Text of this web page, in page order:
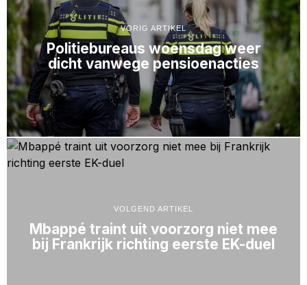
VORIG ARTIKEL
Politiebureaus woensdag weer
dicht vanwege pensioenacties
VOLGEND ARTIKEL
Mbappé traint uit voorzorg niet mee
bij Frankrijk richting eerste EK-duel